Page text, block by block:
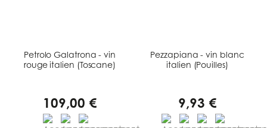
Petrolo Galatrona - vin
rouge italien (Toscane)
109,00 €
Pezzapiana - vin blanc
italien (Pouilles)
9,93 €